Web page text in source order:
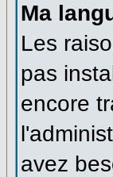
Ma
Les
pas
encore
avez